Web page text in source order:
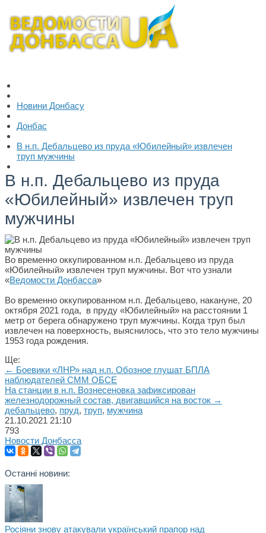
Новини Донбасу
Донбас
В н.п. Дебальцево из пруда «Юбилейный» извлечен
труп мужчины
В н.п. Дебальцево из пруда
«Юбилейный» извлечен труп
мужчины
Во временно оккупированном н.п. Дебальцево из пруда
«Юбилейный» извлечен труп мужчины. Вот что узнали
«Ведомости Донбасса»
Во временно оккупированном н.п. Дебальцево, накануне, 20
октября 2021 года, в пруду «Юбилейный» на расстоянии 1
метр от берега обнаружено труп мужчины. Когда труп был
извлечен на поверхность, выяснилось, что это тело мужчины
1953 года рождения.
Ще:
← Боевики «ЛНР» над н.п. Обозное глушат БПЛА
наблюдателей СММ ОБСЕ
На станции в н.п. Вознесеновка зафиксирован
железнодорожный состав, двигавшийся на восток →
дебальцево, пруд, труп, мужчина
21.10.2021 21:10
793
Новости Донбасса
Останні новини:
Росіяни знову атакували український прапор над